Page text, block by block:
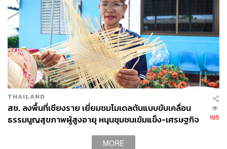
THAILAND
สช. ลงพื้นที่เชียงราย เยี่ยมชมโมเดลต้นแบบขับเคลื่อน
ธรรมนูญสุขภาพผู้สูงอายุ หนุนชุมชนเข้มแข็ง-เศรษฐกิจ
105
MORE